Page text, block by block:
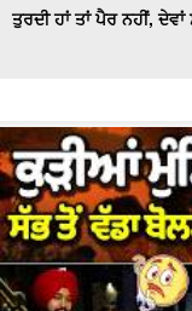
ਤੁਰਦੀ ਹਾਂ ਤਾਂ ਪੈਰ ਨਹੀਂ,